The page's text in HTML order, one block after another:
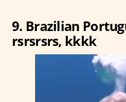
9. Brazilian
rsrsrsrs, kkkk